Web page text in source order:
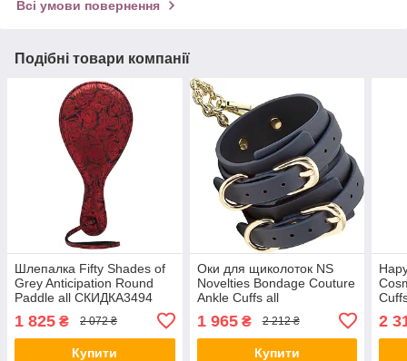
Всі умови повернення
Подібні товари компанії
Шлепалка Fifty Shades of
Grey Anticipation Round
Paddle all СКИДКА3494
1 825 ₴ 2 072 ₴
Купити
Оки для щиколоток NS
Novelties Bondage Couture
Ankle Cuffs all
1 965₴ 2 212 ₴
Купити
2